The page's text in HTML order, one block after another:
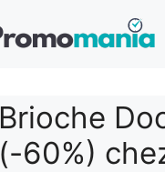
Brioche
(-60%)